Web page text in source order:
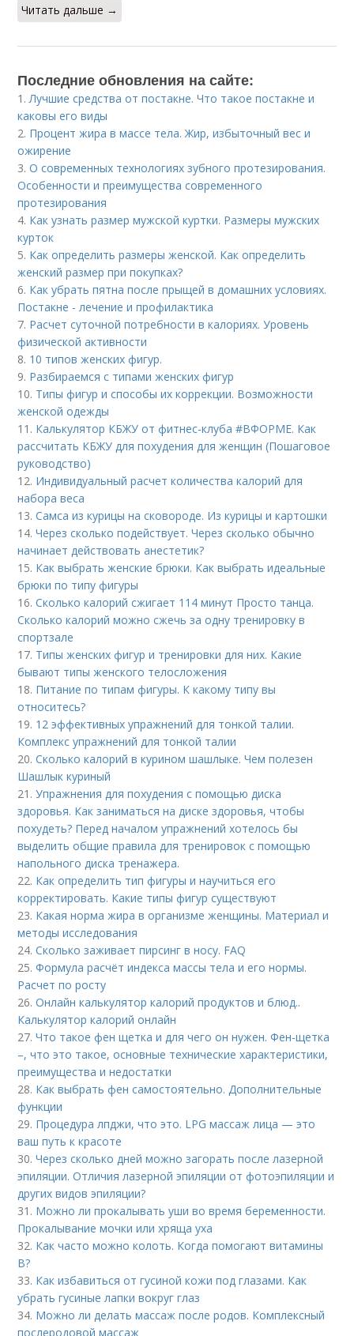
Читать дальше →
Последние обновления на сайте:
1.Лучшие средства от постакне. Что такое постакне и
каковы его виды
2. Процент жира в массе тела. Жир, избыточный вес и
ожирение
3.О современных технологиях зубного протезирования.
Особенности и преимущества современного
протезирования
4. Как узнать размер мужской куртки. Размеры мужских
курток
5. Как определить размеры женской. Как определить
женский размер при покупках?
6. Как убрать пятна после прыщей в домашних условиях.
Постакне - лечение и профилактика
7. Расчет суточной потребности в калориях. Уровень
физической активности
8. 10 типов женских фигур.
9. Разбираемся с типами женских фигур
10. Типы фигур и способы их коррекции. Возможности
женской одежды
11. Калькулятор КБЖУ от фитнес-клуба #ВФОРМЕ. Как
рассчитать КБЖУ для похудения для женщин (Пошаговое
руководство)
12. Индивидуальный расчет количества калорий для
набора веса
13.Самса из курицы на сковороде. Из курицы и картошки
14.Через сколько подействует. Через сколько обычно
начинает действовать анестетик?
15. Как выбрать женские брюки. Как выбрать идеальные
брюки по типу фигуры
16.Сколько калорий сжигает 114 минут Просто танца.
Сколько калорий можно сжечь за одну тренировку в
спортзале
17. Типы женских фигур и тренировки для них. Какие
бывают типы женского телосложения
18. Питание по типам фигуры. К какому типу вы
относитесь?
19. 12 эффективных упражнений для тонкой талии.
Комплекс упражнений для тонкой талии
20.Сколько калорий в курином шашлыке. Чем полезен
Шашлык куриный
21.Упражнения для похудения с помощью диска
здоровья. Как заниматься на диске здоровья, чтобы
похудеть? Перед началом упражнений хотелось бы
выделить общие правила для тренировок с помощью
напольного диска тренажера.
22. Как определить тип фигуры и научиться его
корректировать. Какие типы фигур существуют
23. Какая норма жира в организме женщины. Материал и
методы исследования
24.Сколько заживает пирсинг в носу. FAQ
25.Формула расчёт индекса массы тела и его нормы.
Расчет по росту
26.Онлайн калькулятор калорий продуктов и блюд..
Калькулятор калорий онлайн
27.Что такое фен щетка и для чего он нужен. Фен-щетка
–, что это такое, основные технические характеристики,
преимущества и недостатки
28. Как выбрать фен самостоятельно. Дополнительные
функции
29. Процедура лпджи, что это. LPG массаж лица — это
ваш путь к красоте
30.Через сколько дней можно загорать после лазерной
эпиляции. Отличия лазерной эпиляции от фотоэпиляции и
других видов эпиляции?
31. Можно ли прокалывать уши во время беременности.
Прокалывание мочки или хряща уха
32. Как часто можно колоть. Когда помогают витамины
B?
33. Как избавиться от гусиной кожи под глазами. Как
убрать гусиные лапки вокруг глаз
34. Можно ли делать массаж после родов. Комплексный
послеродовой массаж